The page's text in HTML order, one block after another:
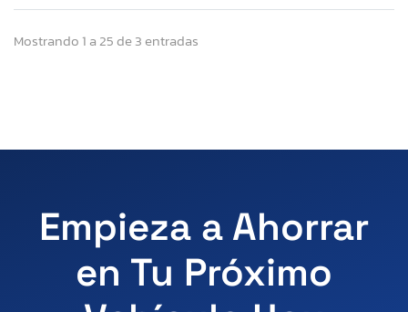
Mostrando 1 a 25 de 3 entradas
Empieza a Ahorrar
en Tu Próximo